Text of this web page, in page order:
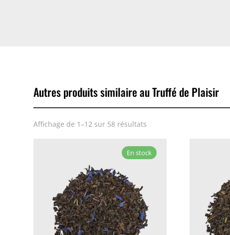
Autres produits similaire au Truffé de Plaisir
Affichage de 1–12 sur 58 résultats
En stock